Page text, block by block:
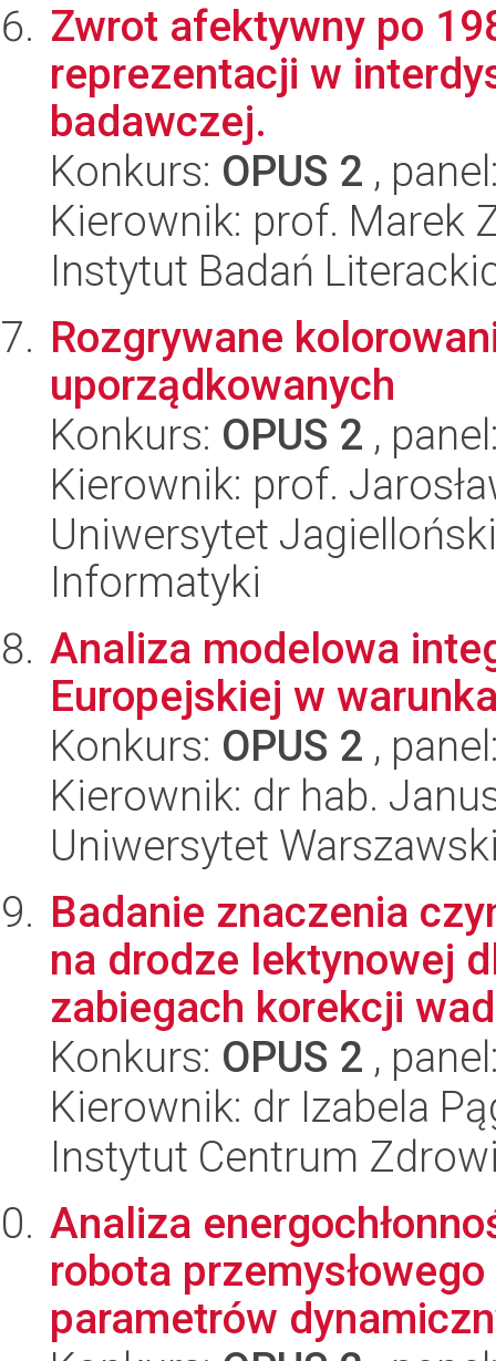
Zwrot afektywny po
reprezentacji w
badawczej.
Konkurs: OPUS 2 ,
Kierownik: prof. Marek
Instytut Badań
Rozgrywane
uporządkowanych
Konkurs: OPUS 2 ,
Kierownik: prof.
Uniwersytet
Informatyki
Analiza modelowa
Europejskiej w
Konkurs: OPUS 2 ,
Kierownik: dr hab.
Uniwersytet
Badanie znaczenia
na drodze lektynowej
zabiegach korekcji
Konkurs: OPUS 2 ,
Kierownik: dr Izabela
Instytut Centrum
Analiza
robota
parametrów